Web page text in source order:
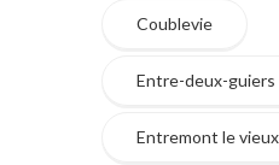
Coublevie
Entre-deux-guiers
Entremont le vieux